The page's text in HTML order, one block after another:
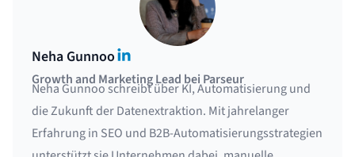
Neha GunnooLinkedIn
Growth and Marketing Lead bei Parseur
Neha Gunnoo schreibt über KI, Automatisierung und
die Zukunft der Datenextraktion. Mit jahrelanger
Erfahrung in SEO und B2B-Automatisierungsstrategien